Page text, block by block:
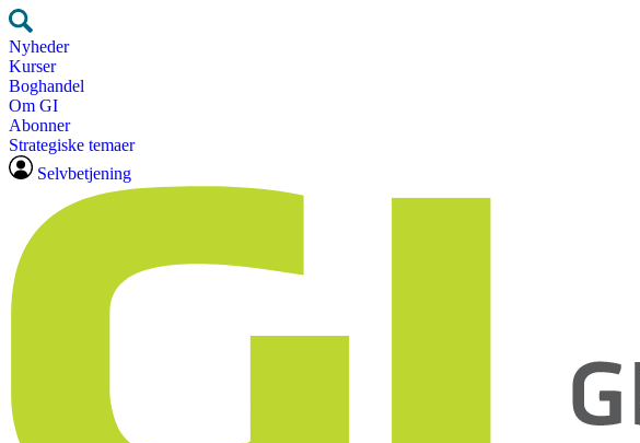
Nyheder
Kurser
Boghandel
Om GI
Abonner
Strategiske temaer
Selvbetjening